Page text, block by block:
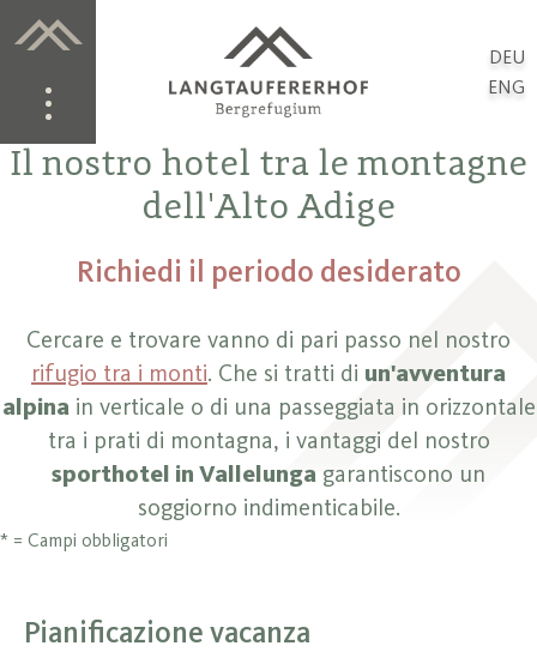
DEU
ENG
Il nostro hotel tra le montagne
dell'Alto Adige
Richiedi il periodo desiderato
Cercare e trovare vanno di pari passo nel nostro
rifugio tra i monti. Che si tratti di un'avventura
alpinain verticale o di una passeggiata in orizzontale
tra i prati di montagna, i vantaggi del nostro
sporthotel in Vallelunga garantiscono un
soggiorno indimenticabile.
* = Campi obbligatori
Pianificazione vacanza